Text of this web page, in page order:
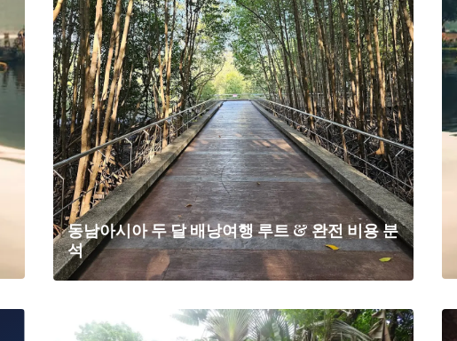
동남아시아 두 달 배낭여행 루트 & 완전 비용 분
석